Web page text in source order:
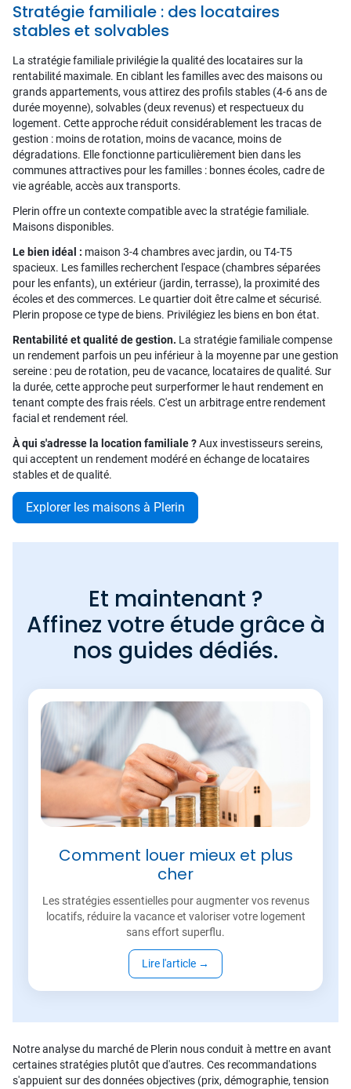
Stratégie familiale : des locataires
stables et solvables
La stratégie familiale privilégie la qualité des locataires sur la
rentabilité maximale. En ciblant les familles avec des maisons ou
grands appartements, vous attirez des profils stables (4-6 ans de
durée moyenne), solvables (deux revenus) et respectueux du
logement. Cette approche réduit considérablement les tracas de
gestion : moins de rotation, moins de vacance, moins de
dégradations. Elle fonctionne particulièrement bien dans les
communes attractives pour les familles : bonnes écoles, cadre de
vie agréable, accès aux transports.
Plerin offre un contexte compatible avec la stratégie familiale.
Maisons disponibles.
Le bien idéal : maison 3-4 chambres avec jardin, ou T4-T5
spacieux. Les familles recherchent l'espace (chambres séparées
pour les enfants), un extérieur (jardin, terrasse), la proximité des
écoles et des commerces. Le quartier doit être calme et sécurisé.
Plerin propose ce type de biens. Privilégiez les biens en bon état.
Rentabilité et qualité de gestion. La stratégie familiale compense
un rendement parfois un peu inférieur à la moyenne par une gestion
sereine : peu de rotation, peu de vacance, locataires de qualité. Sur
la durée, cette approche peut surperformer le haut rendement en
tenant compte des frais réels. C'est un arbitrage entre rendement
facial et rendement réel.
À qui s'adresse la location familiale ?Aux investisseurs sereins,
qui acceptent un rendement modéré en échange de locataires
stables et de qualité.
Explorer les maisons à Plerin
Et maintenant ?
Affinez votre étude grâce à
nos guides dédiés.
Comment louer mieux et plus
cher
Les stratégies essentielles pour augmenter vos revenus
locatifs, réduire la vacance et valoriser votre logement
sans effort superflu.
Lire l'article →
Notre analyse du marché de Plerin nous conduit à mettre en avant
certaines stratégies plutôt que d'autres. Ces recommandations
s'appuient sur des données objectives (prix, démographie, tension